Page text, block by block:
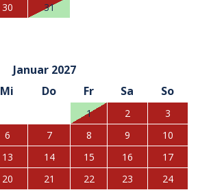
30 31
Januar 2027
Mi Do Fr Sa So
1 2
3
6 7 8 9
10
13 14 15 16
17
20 21 22 23
24